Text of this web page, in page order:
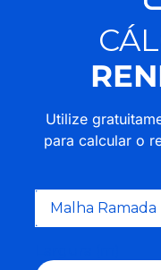
Utilize
para calcular o
Malha Ramada